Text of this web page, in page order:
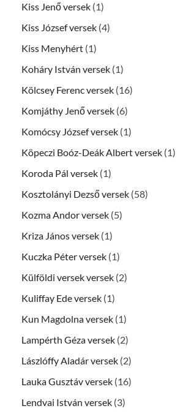
Kiss Jenő versek (1)
Kiss József versek (4)
Kiss Menyhért (1)
Koháry István versek (1)
Kölcsey Ferenc versek (16)
Komjáthy Jenő versek (6)
Komócsy József versek (1)
Köpeczi Boóz-Deák Albert versek (1)
Koroda Pál versek (1)
Kosztolányi Dezső versek (58)
Kozma Andor versek (5)
Kriza János versek (1)
Kuczka Péter versek (1)
Külföldi versek versek (2)
Kuliffay Ede versek (1)
Kun Magdolna versek (1)
Lampérth Géza versek (2)
Lászlóffy Aladár versek (2)
Lauka Gusztáv versek (16)
Lendvai István versek (3)